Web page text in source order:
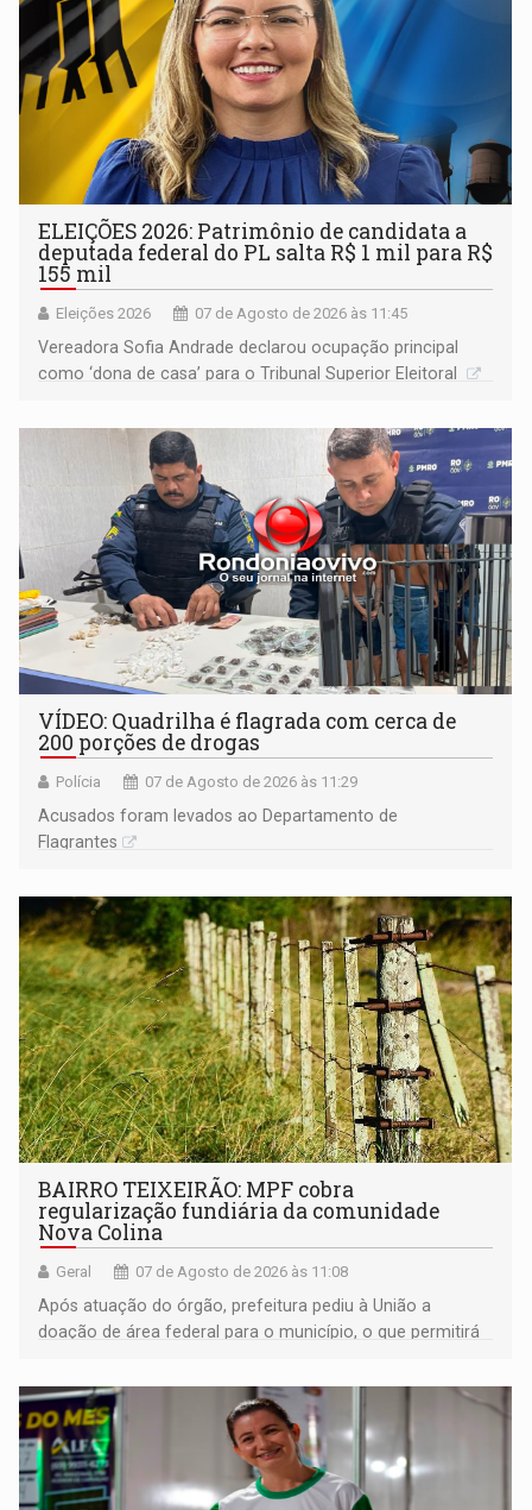
ELEIÇÕES 2026: Patrimônio de candidata a
deputada federal do PL salta R$ 1 mil para R$
155 mil
Eleições 2026 07 de Agosto de 2026 às 11:45
Vereadora Sofia Andrade declarou ocupação principal
como ‘dona de casa’ para o Tribunal Superior Eleitoral
VÍDEO: Quadrilha é flagrada com cerca de
200 porções de drogas
Polícia 07 de Agosto de 2026 às 11:29
Acusados foram levados ao Departamento de
Flagrantes
BAIRRO TEIXEIRÃO: MPF cobra
regularização fundiária da comunidade
Nova Colina
Geral 07 de Agosto de 2026 às 11:08
Após atuação do órgão, prefeitura pediu à União a
doação de área federal para o município, o que permitirá